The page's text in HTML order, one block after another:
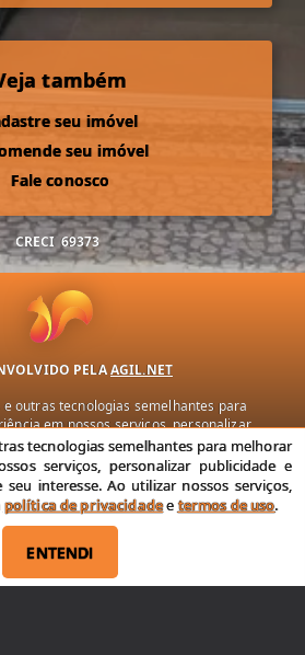
também
seu imóvel
seu imóvel
Fale conosco
CRECI 69373
PELAAGIL.NET
outras tecnologias semelhantes para
em nossos serviços, personalizar
conteúdo de seu interesse. Ao utilizar
com nossa política de privacidade e
termos de uso.
Privacidade Termos de uso
tecnologias semelhantes para melhorar
serviços, personalizar publicidade e
interesse. Ao utilizar nossos serviços,
política de privacidadeetermos de uso.
ENTENDI